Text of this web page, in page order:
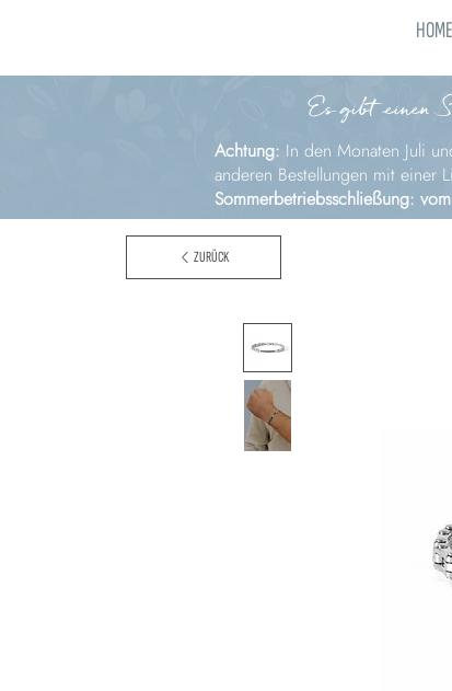
HOME
Es gibt einen
Achtung: In den Monaten Juli
anderen Bestellungen mit einer
Sommerbetriebsschließung:
ZURÜCK